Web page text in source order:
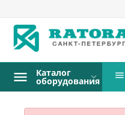
Каталог
оборудования 